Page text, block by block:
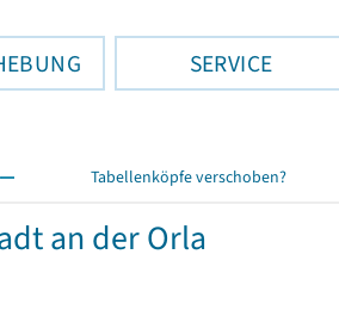
SERVICE
Tabellenköpfe verschoben?
an der Orla